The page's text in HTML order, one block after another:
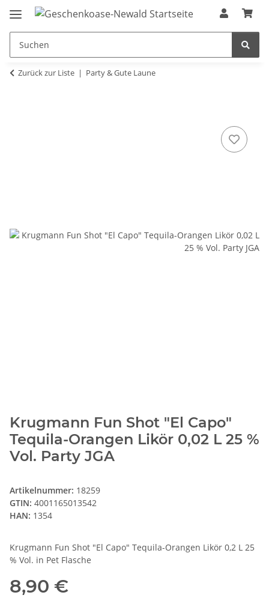
Zurück zur Liste Party & Gute Laune
Krugmann Fun Shot "El Capo"
Tequila-Orangen Likör 0,02 L 25 %
Vol. Party JGA
Artikelnummer: 18259
GTIN: 4001165013542
HAN: 1354
Krugmann Fun Shot "El Capo" Tequila-Orangen Likör 0,2 L 25
% Vol. in Pet Flasche
8,90 €